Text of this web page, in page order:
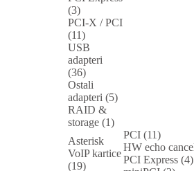
(3)
PCI-X / PCI
(11)
USB
adapteri
(36)
Ostali
adapteri (5)
RAID &
storage (1)
Asterisk
VoIP kartice
(19)
PCI (11)
HW echo
PCI Express (4)